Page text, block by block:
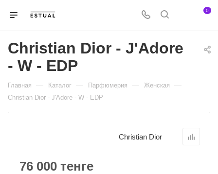
0
Christian Dior - J'Adore
- W - EDP
Главная — Каталог — Парфюмерия — Женская —
Christian Dior - J'Adore - W - EDP
Christian Dior
76 000 тенге